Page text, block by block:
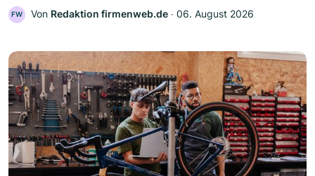
FW Von Redaktion firmenweb.de ‧ 06. August 2026